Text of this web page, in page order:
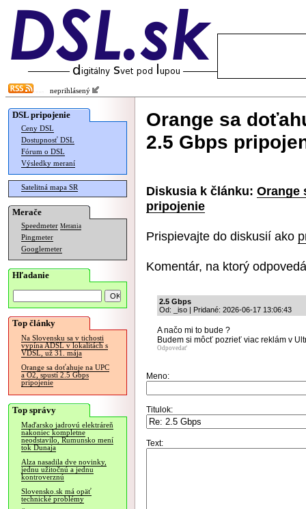
neprihlásený
DSL pripojenie
Ceny DSL
Dostupnosť DSL
Fórum o DSL
Výsledky meraní
Satelitná mapa SR
Merače
Speedmeter Merania
Pingmeter
Googlemeter
Hľadanie
Top články
Na Slovensku sa v tichosti
vypína ADSL v lokalitách s
VDSL, už 31. mája
Orange sa doťahuje na UPC
a O2, spustí 2.5 Gbps
pripojenie
Top správy
Maďarsko jadrovú elektráreň
nakoniec kompletne
neodstavilo, Rumunsko mení
tok Dunaja
Alza nasadila dve novinky,
jednu užitočnú a jednu
kontroverznú
Slovensko.sk má opäť
technické problémy
Orange sa
2.5 Gbps
Diskusia k článku: Orange
pripojenie
Prispievajte do diskusií ako
Komentár, na ktorý
2.5 Gbps
Od: _iso | Pridané: 2026-06-17 13:06:43
A načo mi to bude ?
Budem si môcť pozrieť viac reklám v
Odpovedať
Meno:
Titulok:
Text: